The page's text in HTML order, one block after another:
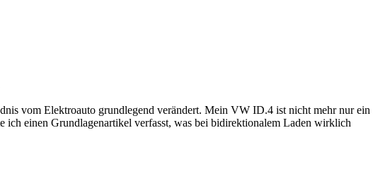
vom Elektroauto grundlegend verändert. Mein VW ID.4 ist nicht mehr nur ein
ich einen Grundlagenartikel verfasst, was bei bidirektionalem Laden wirklich